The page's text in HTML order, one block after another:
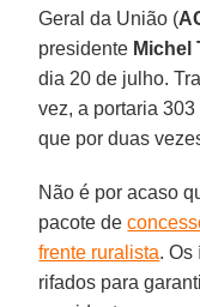
Geral da União (
presidente Michel
dia 20 de julho.
vez, a portaria
que por duas
Não é por acaso
pacote de
frente ruralista. Os
rifados para